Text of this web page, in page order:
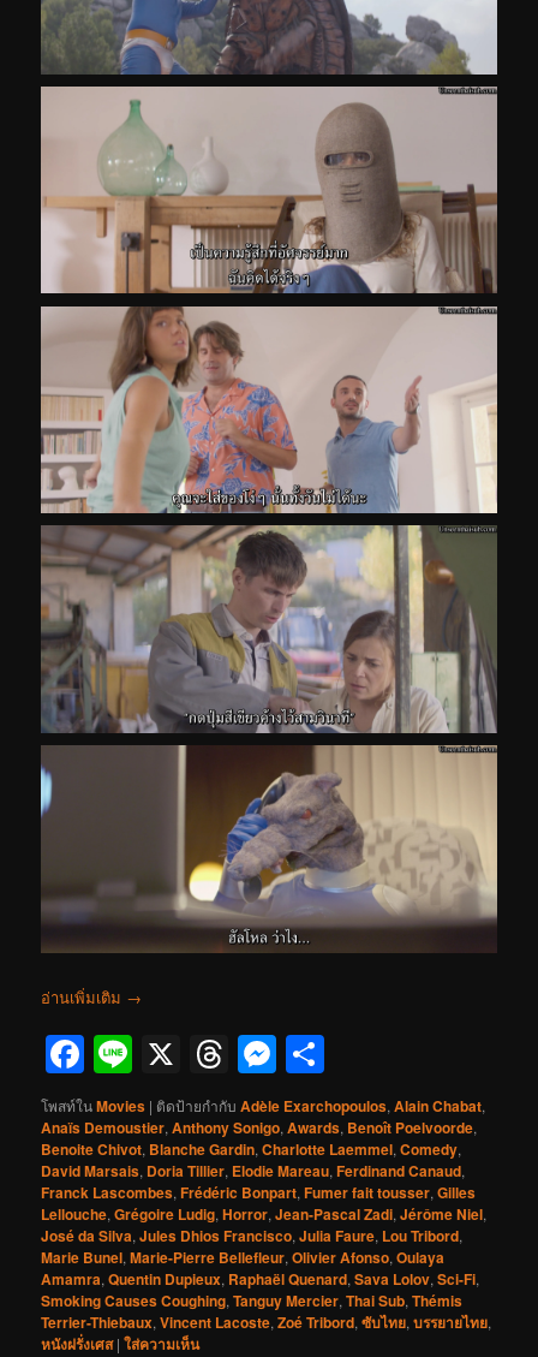
อ่านเพิ่มเติม →
Facebook
Line
X Threads
Messenger
โพสท์ในMovies | ติดป้ายกำกับ Adèle Exarchopoulos,Alain Chabat,
Anaïs Demoustier,Anthony Sonigo,Awards, Benoît Poelvoorde,
Benoite Chivot, Blanche Gardin,Charlotte Laemmel,Comedy,
David Marsais, Doria Tillier, Elodie Mareau,Ferdinand Canaud,
Franck Lascombes,Frédéric Bonpart,Fumer fait tousser,Gilles
Lellouche,Grégoire Ludig,Horror,Jean-Pascal Zadi,Jérôme Niel,
José da Silva,Jules Dhios Francisco,Julia Faure, Lou Tribord,
Marie Bunel,Marie-Pierre Bellefleur,Olivier Afonso,Oulaya
Amamra,Quentin Dupieux, Raphaël Quenard,Sava Lolov,Sci-Fi,
Smoking Causes Coughing,Tanguy Mercier,Thai Sub,Thémis
Terrier-Thiebaux,Vincent Lacoste,Zoé Tribord,ซับไทย,บรรยายไทย,
หนังฝรั่งเศส |ใส่ความเห็น